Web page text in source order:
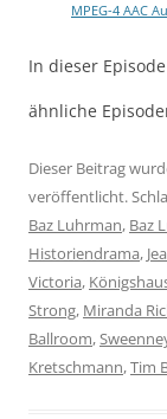
MPEG-4 AAC
In dieser
ähnliche
Dieser Beitrag
veröffentlicht.
Baz Luhrman, Baz
Historiendrama,
Victoria,
Strong, Miranda
Ballroom,
Kretschmann,Tim